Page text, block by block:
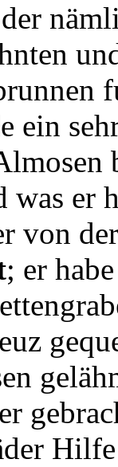
ein
was er
von
; er